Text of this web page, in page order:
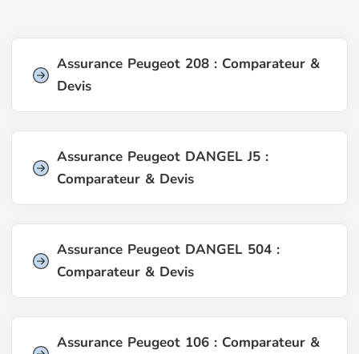
Assurance Peugeot 208 : Comparateur &
Devis
Assurance Peugeot DANGEL J5 :
Comparateur & Devis
Assurance Peugeot DANGEL 504 :
Comparateur & Devis
Assurance Peugeot 106 : Comparateur &